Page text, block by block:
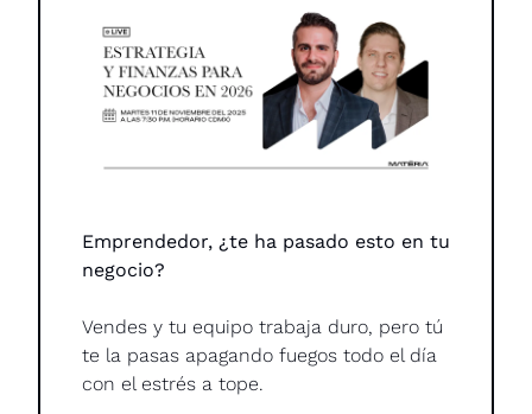
Emprendedor, ¿te ha pasado esto en tu
negocio?
Vendes y tu equipo trabaja duro, pero tú
te la pasas apagando fuegos todo el día
con el estrés a tope.